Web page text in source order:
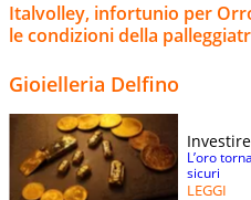
Italvolley, infortunio per
le condizioni della
Gioielleria Delfino
L’oro
sicuri
LEGGI